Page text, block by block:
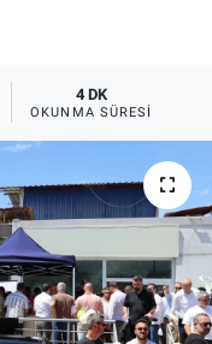
4 DK
OKUNMA SÜRESI